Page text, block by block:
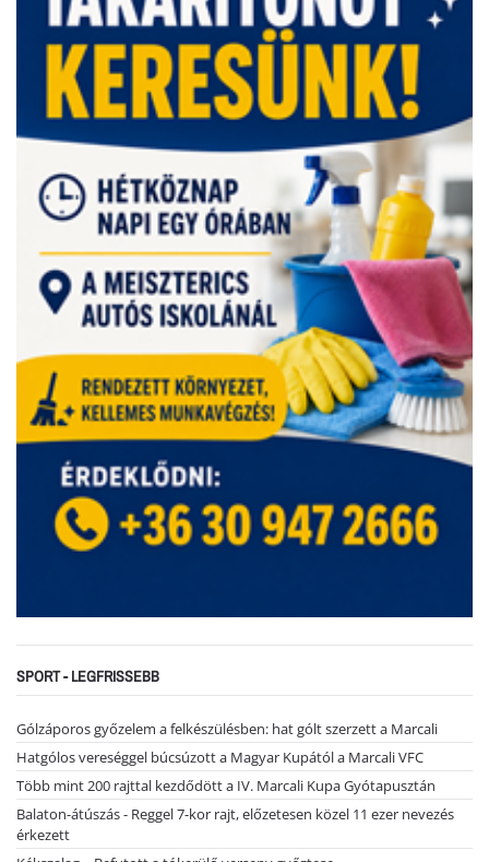
SPORT - LEGFRISSEBB
Gólzáporos győzelem a felkészülésben: hat gólt szerzett a Marcali
Hatgólos vereséggel búcsúzott a Magyar Kupától a Marcali VFC
Több mint 200 rajttal kezdődött a IV. Marcali Kupa Gyótapusztán
Balaton-átúszás - Reggel 7-kor rajt, előzetesen közel 11 ezer nevezés
érkezett